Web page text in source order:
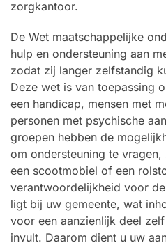
zorgkantoor.
De Wet maatschappelijke
hulp en ondersteuning aan
zodat zij langer zelfstandig
Deze wet is van toepassing
een handicap, mensen met
personen met psychische
groepen hebben de
om ondersteuning te
een scootmobiel of een
verantwoordelijkheid voor
ligt bij uw gemeente, wat
voor een aanzienlijk deel
invult. Daarom dient u uw